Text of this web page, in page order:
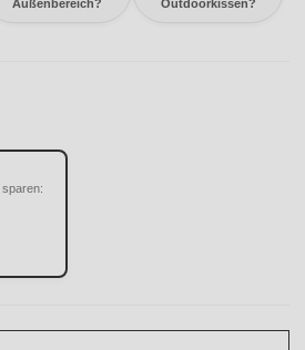
Außenbereich?
Outdoorkissen?
sparen: